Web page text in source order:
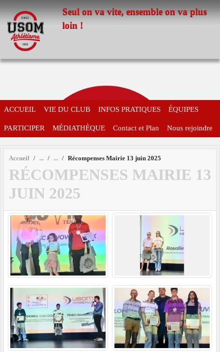
Seul on va vite, ensemble on va plus
loin !
ACCUEIL VIE DU CLUB INFOS PRATIQUES ÉQUIPES
PARTICIPER MÉDIATHÈQUE Contact et Plan Nous rejoindre
Accueil Récompenses Mairie 13 juin 2025
RÉCOMPENSES MAIRIE 13
JUIN 2025